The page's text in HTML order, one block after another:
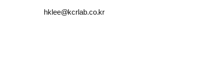
hklee@kcrlab.co.kr